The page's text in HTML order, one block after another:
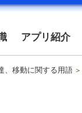
アプリ紹介
、移動に関する用語